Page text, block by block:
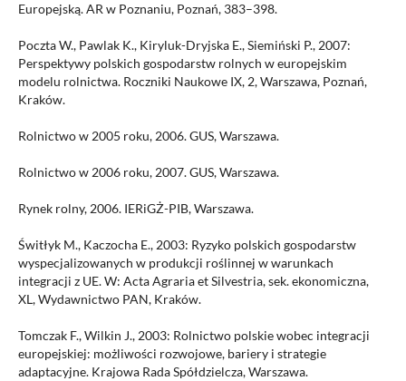
Europejską. AR w Poznaniu, Poznań, 383–398.
Poczta W., Pawlak K., Kiryluk-Dryjska E., Siemiński P., 2007:
Perspektywy polskich gospodarstw rolnych w europejskim
modelu rolnictwa. Roczniki Naukowe IX, 2, Warszawa, Poznań,
Kraków.
Rolnictwo w 2005 roku, 2006. GUS, Warszawa.
Rolnictwo w 2006 roku, 2007. GUS, Warszawa.
Rynek rolny, 2006. IERiGŻ-PIB, Warszawa.
Świtłyk M., Kaczocha E., 2003: Ryzyko polskich gospodarstw
wyspecjalizowanych w produkcji roślinnej w warunkach
integracji z UE. W: Acta Agraria et Silvestria, sek. ekonomiczna,
XL, Wydawnictwo PAN, Kraków.
Tomczak F., Wilkin J., 2003: Rolnictwo polskie wobec integracji
europejskiej: możliwości rozwojowe, bariery i strategie
adaptacyjne. Krajowa Rada Spółdzielcza, Warszawa.